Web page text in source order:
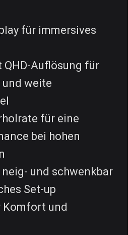
für immersives
QHD-Auflösung für
weite
für eine
bei hohen
und schwenkbar
Set-up
Komfort und